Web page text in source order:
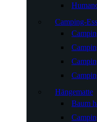
Camping-
Hängematte
Baum